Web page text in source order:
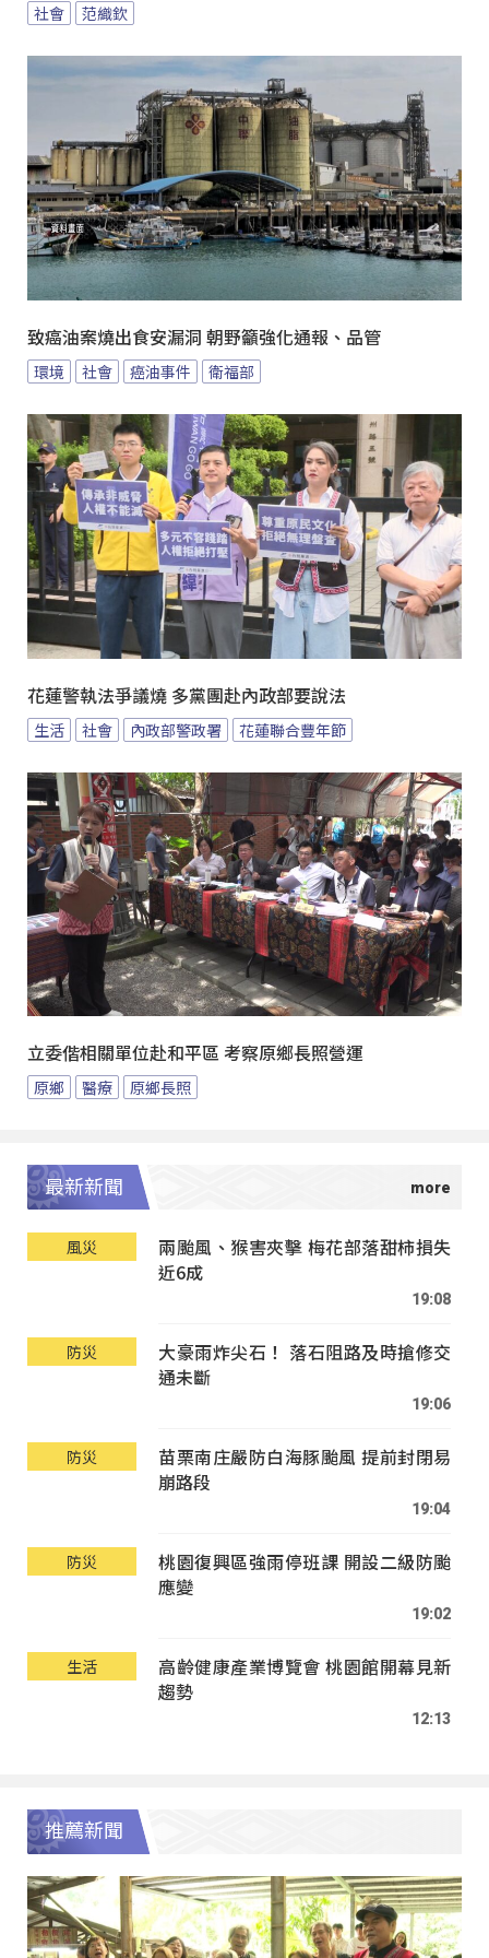
社會 范織欽
致癌油案燒出食安漏洞 朝野籲強化通報、品管
環境 社會 癌油事件 衛福部
花蓮警執法爭議燒 多黨團赴內政部要說法
生活 社會 內政部警政署 花蓮聯合豐年節
立委偕相關單位赴和平區 考察原鄉長照營運
原鄉 醫療 原鄉長照
最新新聞
風災
兩颱風、猴害夾擊 梅花部落甜柿損失
近6成
19:08
防災
大豪雨炸尖石！ 落石阻路及時搶修交
通未斷
19:06
防災
苗栗南庄嚴防白海豚颱風 提前封閉易
崩路段
19:04
防災
桃園復興區強雨停班課 開設二級防颱
應變
19:02
生活
高齡健康產業博覽會 桃園館開幕見新
趨勢
12:13
推薦新聞